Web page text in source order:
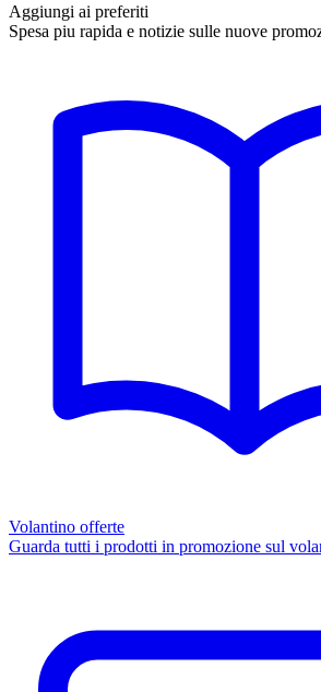
Aggiungi ai preferiti
Spesa piu rapida e notizie sulle nuove
Volantino offerte
Guarda tutti i prodotti in promozione sul